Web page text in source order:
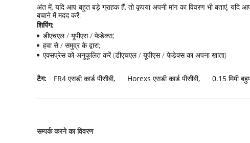
अंत में, यदि आप बहुत बड़े ग्राहक हैं, तो कृपया अपनी मांग का विवरण भी बताएं,
बचाने में मदद करें!
शिपिंग:
डीएचएल / यूपीएस / फेडेक्स;
हवा से / समुद्र के द्वारा;
एक्सप्रेस को अनुकूलित करें (डीएचएल / यूपीएस / फेडेक्स का अपना खाता)
टैग: FR4 एसडी कार्ड पीसीबी, Horexs एसडी कार्ड पीसीबी, 0.15 मिमी
सम्पर्क करने का विवरण